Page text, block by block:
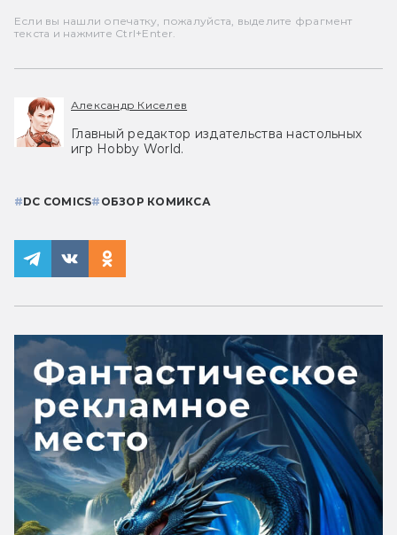
Если вы нашли опечатку, пожалуйста, выделите фрагмент
текста и нажмите Ctrl+Enter.
Александр Киселев
Главный редактор издательства настольных
игр Hobby World.
#DC COMICS# ОБЗОР КОМИКСА